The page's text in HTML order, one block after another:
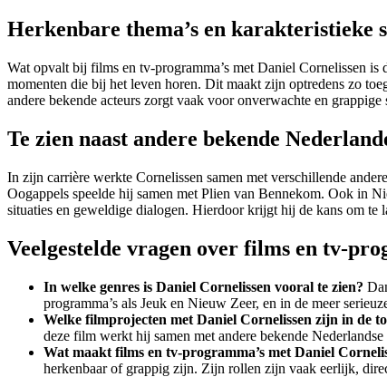
Herkenbare thema’s en karakteristieke
Wat opvalt bij films en tv-programma’s met Daniel Cornelissen
momenten die bij het leven horen. Dit maakt zijn optredens zo
andere bekende acteurs zorgt vaak voor onverwachte en
Te zien naast andere bekende
In zijn carrière werkte Cornelissen samen met verschillende
Oogappels speelde hij samen met Plien van Bennekom. Ook in
situaties en geweldige dialogen. Hierdoor krijgt hij de kans om te
Veelgestelde vragen over films en tv-
In welke genres is Daniel Cornelissen vooral te zien?
programma’s als Jeuk en Nieuw Zeer, en in de meer
Welke filmprojecten met Daniel Cornelissen zijn in de
deze film werkt hij samen met andere bekende Nederlandse
Wat maakt films en tv-programma’s met Daniel
herkenbaar of grappig zijn. Zijn rollen zijn vaak eerlijk,